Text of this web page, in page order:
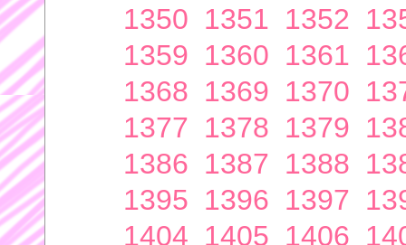
1350 1351 1352
1359 1360 1361
1368 1369 1370
1377 1378 1379
1386 1387 1388
1395 1396 1397
1404 1405 1406